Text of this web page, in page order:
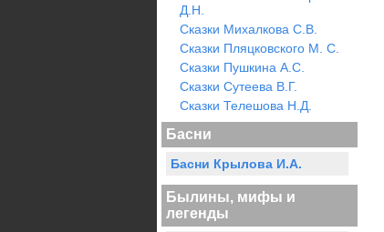
Д.Н.
Сказки Михалкова С.В.
Сказки Пляцковского М. С.
Сказки Пушкина А.С.
Сказки Сутеева В.Г.
Сказки Телешова Н.Д.
Басни
Басни Крылова И.А.
Былины, мифы и
легенды